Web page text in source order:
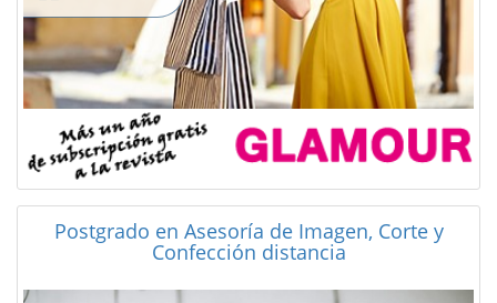
Postgrado en Asesoría de Imagen, Corte y
Confección distancia